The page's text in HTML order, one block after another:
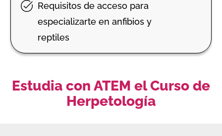
Requisitos de acceso para
especializarte en anfibios y
reptiles
Estudia con ATEM el Curso de
Herpetología